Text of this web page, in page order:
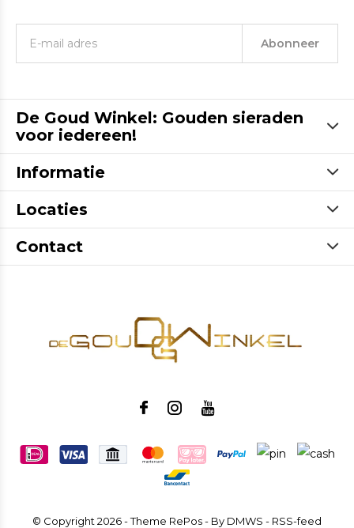
Abonneer
De Goud Winkel: Gouden sieraden
voor iedereen!
Informatie
Locaties
Contact
© Copyright 2026- Theme RePos - By DMWS - RSS-feed